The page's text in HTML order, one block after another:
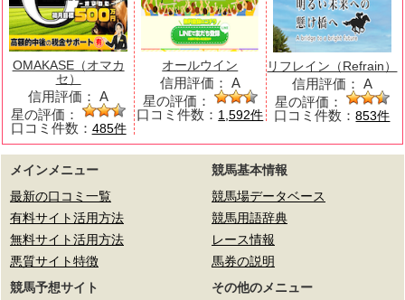
OMAKASE（オマカ
セ）
信用評価： A
星の評価：
口コミ件数： 485件
オールウイン
信用評価： A
星の評価：
口コミ件数： 1,592件
リフレイン（Refrain）
信用評価： A
星の評価：
口コミ件数：853件
メインメニュー
最新の口コミ一覧
有料サイト活用方法
無料サイト活用方法
悪質サイト特徴
競馬基本情報
競馬場データベース
競馬用語辞典
レース情報
馬券の説明
競馬予想サイト
その他のメニュー